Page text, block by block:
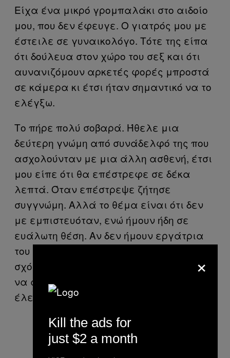
Είχα ένα μικρό γρομπαλάκι στο αιδοίο
μου, που δεν έφευγε. Ο γιατρός μου με
έστειλε σε γυναικολόγο. Τότε της είπα
ότι δούλευα στον χώρο του σεξ και ότι
αυνανιζόμουν αρκετές φορές μπροστά
σε κάμερα κι έτσι ήταν σημαντικό να το
ελέγξω.
Το πήρε πολύ σοβαρά. Ήθελε μια
δεύτερη γνώμη από συνάδελφό της που
ασχολούνταν με μια άλλη ασθενή, έτσι
μου είπε ότι θα επέστρεφε σε δέκα
λεπτά. Όταν επέστρεψε ζήτησε
συγγνώμη. Αλλά το θέμα είναι ότι δεν
με εμπιστευόταν, ενώ ήμουν ήδη σε
ευάλωτη θέση. Αν δεν ήμουν εργάτρια
του σεξ, δεν θα είχε κάνει αυτό το
σχόλιο. Αν ήμουν δικηγόρος που ήθελα
να απαντήσω σε ένα μέιλ, δεν θα μου
έλεγε να μην κάνω δουλειά.
×
Kill the ads for
just $2 a month